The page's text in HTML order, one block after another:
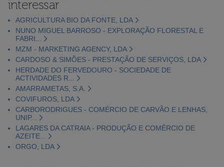
interessar
AGRICULTURA BIO DA FONTE, LDA
NUNO MIGUEL BARROSO - EXPLORAÇÃO FLORESTAL E
FABRI...
MZM - MARKETING AGENCY, LDA
CARDOSO & SIMÕES - PRESTAÇÃO DE SERVIÇOS, LDA
HERDADE DO FERVEDOURO - SOCIEDADE DE
ACTIVIDADES R...
AMARRAMETAS, S.A.
COVIFUROS, LDA
CARBORODRIGUES - COMÉRCIO DE CARVÃO E LENHAS,
UNIP...
LAGARES DA CATRAIA - PRODUÇÃO E COMÉRCIO DE
AZEITE...
ORGO, LDA